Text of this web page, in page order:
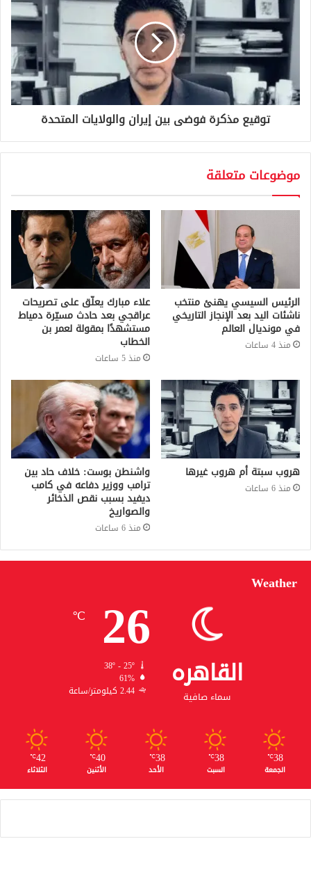
توقيع مذكرة فوضى بين إيران والولايات المتحدة
موضوعات متعلقة
الرئيس السيسي يهنئ منتخب
ناشئات اليد بعد الإنجاز التاريخي
في مونديال العالم
منذ 4 ساعات
علاء مبارك يعلّق على تصريحات
عراقجي بعد حادث مسيّرة دمياط
مستشهدًا بمقولة لعمر بن
الخطاب
منذ 5 ساعات
هروب سبتة أم هروب غيرها
منذ 6 ساعات
واشنطن بوست: خلاف حاد بين
ترامب ووزير دفاعه في كامب
ديفيد بسبب نقص الذخائر
والصواريخ
منذ 6 ساعات
Weather
القاهره
سماء صافية
26
℃
38º - 25º
61%
2.44 كيلومتر/ساعة
38
℃
الجمعة
38
℃
السبت
38
℃
الأحد
40
℃
الأثنين
42
℃
الثلاثاء